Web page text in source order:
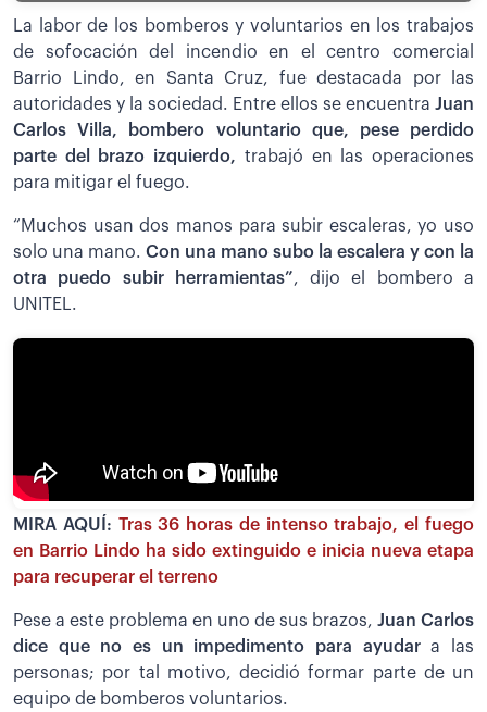
La labor de los bomberos y voluntarios en los trabajos
de sofocación del incendio en el centro comercial
Barrio Lindo, en Santa Cruz, fue destacada por las
autoridades y la sociedad. Entre ellos se encuentra Juan
Carlos Villa, bombero voluntario que, pese perdido
parte del brazo izquierdo, trabajó en las operaciones
para mitigar el fuego.
“Muchos usan dos manos para subir escaleras, yo uso
solo una mano. Con una mano subo la escalera y con la
otra puedo subir herramientas”, dijo el bombero a
UNITEL.
MIRA AQUÍ: Tras 36 horas de intenso trabajo, el fuego
en Barrio Lindo ha sido extinguido e inicia nueva etapa
para recuperar el terreno
Pese a este problema en uno de sus brazos, Juan Carlos
dice que no es un impedimento para ayudara las
personas; por tal motivo, decidió formar parte de un
equipo de bomberos voluntarios.